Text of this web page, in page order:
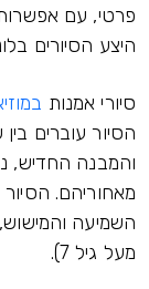
פרטי, עם אפשרות
היצע הסיורים
סיורי אמנות
הסיור עוברים
והמבנה החדיש,
מאחוריהם.
השמיעה
מעל גיל 7).